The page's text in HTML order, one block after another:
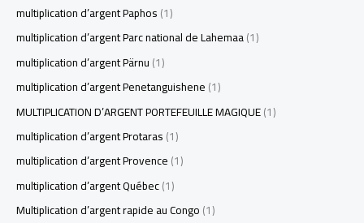
multiplication d’argent Paphos(1)
multiplication d’argent Parc national de Lahemaa(1)
multiplication d’argent Pärnu(1)
multiplication d’argent Penetanguishene(1)
MULTIPLICATION D’ARGENT PORTEFEUILLE MAGIQUE(1)
multiplication d’argent Protaras(1)
multiplication d’argent Provence(1)
multiplication d’argent Québec(1)
Multiplication d’argent rapide au Congo(1)